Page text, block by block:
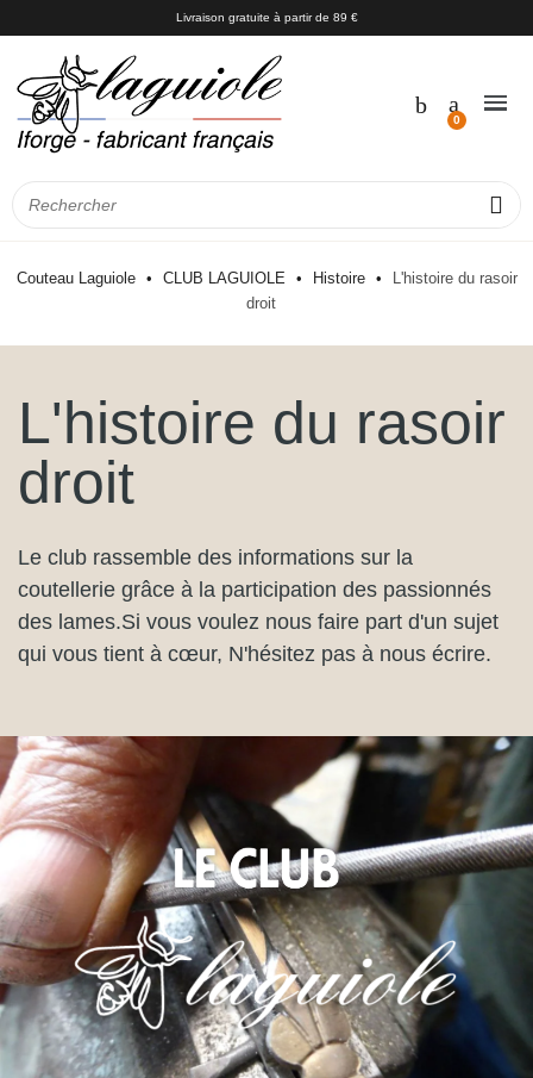
Livraison gratuite à partir de 89 €
Couteau Laguiole CLUB LAGUIOLE Histoire
L'histoire du rasoir
droit
L'histoire du rasoir
droit
Le club rassemble des informations sur la
coutellerie grâce à la participation des passionnés
des lames.Si vous voulez nous faire part d'un sujet
qui vous tient à cœur, N'hésitez pas à nous écrire.